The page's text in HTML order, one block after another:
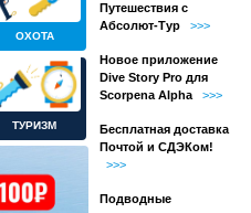
Путешествия с
Абсолют-Тур
>>>
Новое приложение
Dive Story Pro для
Scorpena Alpha
>>>
Бесплатная доставка
Почтой и СДЭКом!
>>>
Подводные
ОХОТА
ТУРИЗМ